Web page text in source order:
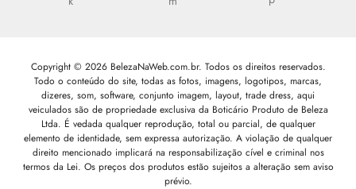
Copyright © 2026 BelezaNaWeb.com.br. Todos os direitos reservados.
Todo o conteúdo do site, todas as fotos, imagens, logotipos, marcas,
dizeres, som, software, conjunto imagem, layout, trade dress, aqui
veiculados são de propriedade exclusiva da Boticário Produto de Beleza
Ltda. É vedada qualquer reprodução, total ou parcial, de qualquer
elemento de identidade, sem expressa autorização. A violação de qualquer
direito mencionado implicará na responsabilização cível e criminal nos
termos da Lei. Os preços dos produtos estão sujeitos a alteração sem aviso
prévio.